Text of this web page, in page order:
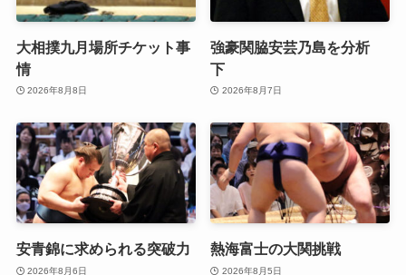
大相撲九月場所チケット事
情
2026年8月8日
強豪関脇安芸乃島を分析
下
2026年8月7日
安青錦に求められる突破力
2026年8月6日
熱海富士の大関挑戦
2026年8月5日